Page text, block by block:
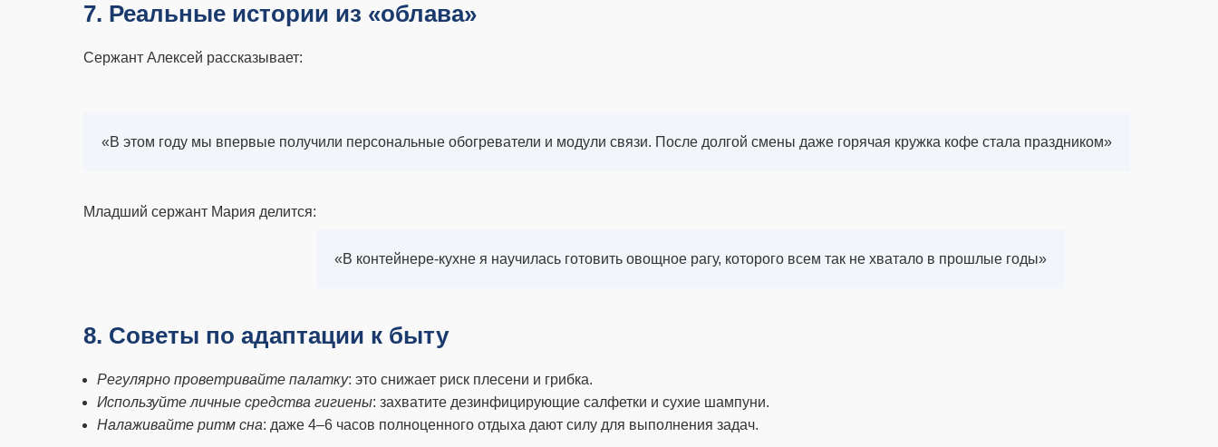
7. Реальные истории из «облава»
Сержант Алексей рассказывает:
«В этом году мы впервые получили персональные обогреватели и модули связи. После долгой смены даже горячая кружка кофе стала праздником»
Младший сержант Мария делится:
«В контейнере-кухне я научилась готовить овощное рагу, которого всем так не хватало в прошлые годы»
8. Советы по адаптации к быту
Регулярно проветривайте палатку: это снижает риск плесени и грибка.
Используйте личные средства гигиены: захватите дезинфицирующие салфетки и сухие шампуни.
Налаживайте ритм сна: даже 4–6 часов полноценного отдыха дают силу для выполнения задач.